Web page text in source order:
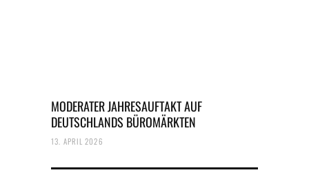
MODERATER JAHRESAUFTAKT AUF
DEUTSCHLANDS BÜROMÄRKTEN
13. APRIL 2026